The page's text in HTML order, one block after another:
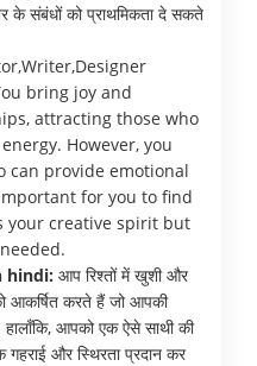
के संबंधों को प्राथमिकता दे सकते
bring joy and
attracting those who
However, you
can provide emotional
for you to find
your creative spirit but
hindi: आप रिश्तों में खुशी और
आकर्षित करते हैं जो आपकी
आपको एक ऐसे साथी की
और स्थिरता प्रदान कर